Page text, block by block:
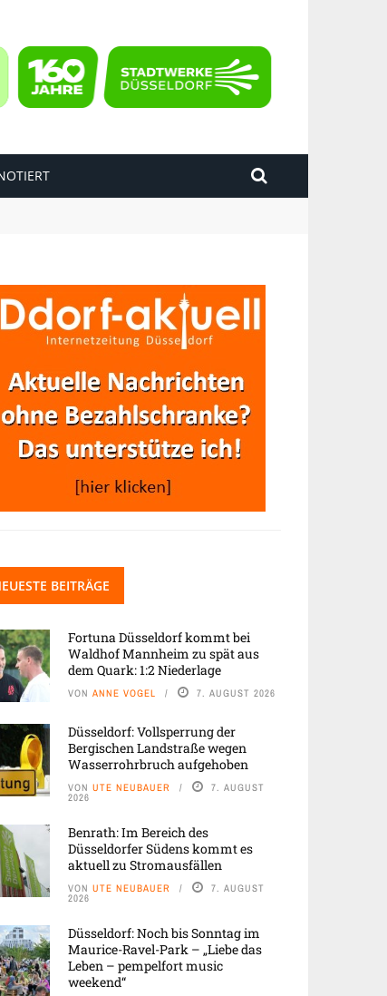
BEITRÄGE
Fortuna Düsseldorf kommt bei
Waldhof Mannheim zu spät aus
dem Quark: 1:2 Niederlage
VON ANNE VOGEL 7. AUGUST 2026
Düsseldorf: Vollsperrung der
Bergischen Landstraße wegen
Wasserrohrbruch aufgehoben
VON UTE NEUBAUER 7. AUGUST
2026
Benrath: Im Bereich des
Düsseldorfer Südens kommt es
aktuell zu Stromausfällen
VON UTE NEUBAUER 7. AUGUST
2026
Düsseldorf: Noch bis Sonntag im
Maurice-Ravel-Park – „Liebe das
Leben – pempelfort music
weekend“